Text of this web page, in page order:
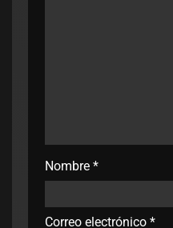
Nombre *
Correo electrónico *